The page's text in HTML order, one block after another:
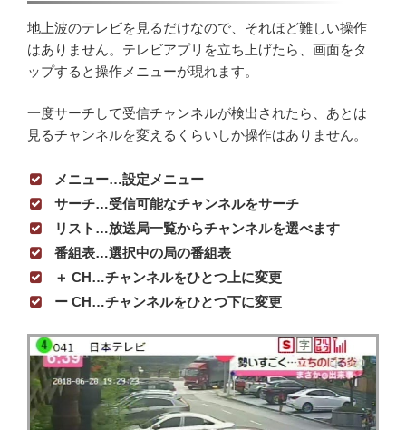
地上波のテレビを見るだけなので、それほど難しい操作
はありません。テレビアプリを立ち上げたら、画面をタ
ップすると操作メニューが現れます。
一度サーチして受信チャンネルが検出されたら、あとは
見るチャンネルを変えるくらいしか操作はありません。
メニュー…設定メニュー
サーチ…受信可能なチャンネルをサーチ
リスト…放送局一覧からチャンネルを選べます
番組表…選択中の局の番組表
＋ CH…チャンネルをひとつ上に変更
ー CH…チャンネルをひとつ下に変更